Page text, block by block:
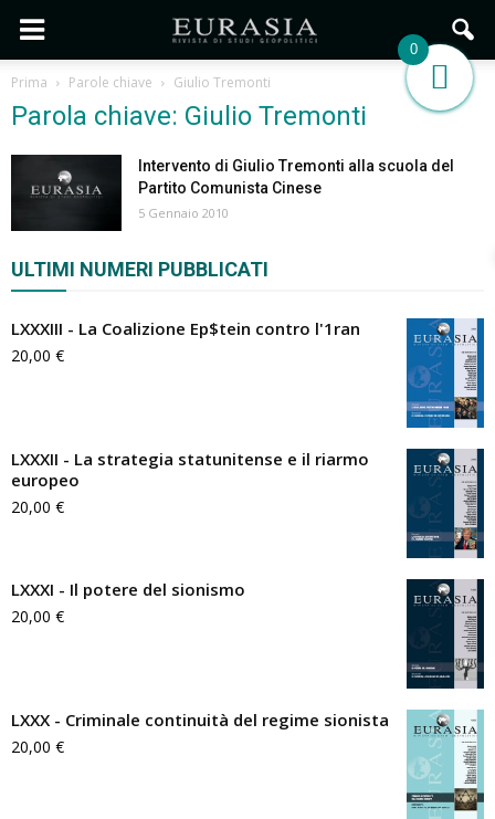
Prima Parole chiave Giulio Tremonti
Parola chiave: Giulio Tremonti
Intervento di Giulio Tremonti alla scuola del
Partito Comunista Cinese
5 Gennaio 2010
ULTIMI NUMERI PUBBLICATI
LXXXIII - La Coalizione Ep$tein contro l'1ran
20,00 €
LXXXII - La strategia statunitense e il riarmo
europeo
20,00 €
LXXXI - Il potere del sionismo
20,00 €
LXXX - Criminale continuità del regime sionista
20,00 €
0